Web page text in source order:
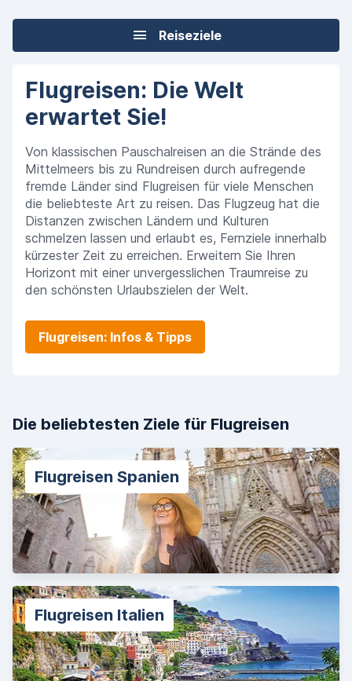
Reiseziele
Flugreisen: Die Welt
erwartet Sie!
Von klassischen Pauschalreisen an die Strände des
Mittelmeers bis zu Rundreisen durch aufregende
fremde Länder sind Flugreisen für viele Menschen
die beliebteste Art zu reisen. Das Flugzeug hat die
Distanzen zwischen Ländern und Kulturen
schmelzen lassen und erlaubt es, Fernziele innerhalb
kürzester Zeit zu erreichen. Erweitern Sie Ihren
Horizont mit einer unvergesslichen Traumreise zu
den schönsten Urlaubszielen der Welt.
Flugreisen: Infos & Tipps
Die beliebtesten Ziele für Flugreisen
Flugreisen Spanien
Flugreisen Italien